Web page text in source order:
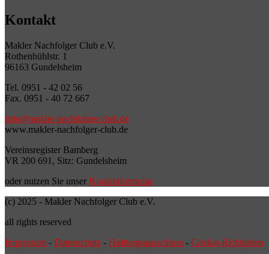
Kontakt
Makler Nachfolger Club e.V.
Rothenbühlstr. 1
96163 Gundelsheim
Tel. 0951 - 42 02 56
Fax. 0951 - 40 72 667
info@makler-nachfolger-club.de
www.makler-nachfolger-club.de
Vereinsregister Bamberg
VR 200 691, Sitz: Gundelsheim
oder nutzen Sie unser Kontaktformular
(c) 2025 - Makler Nachfolger Club e.V.
all rights reserved
Impressum - Datenschutz - Haftungsausschluss - Cookie-Richtlinien